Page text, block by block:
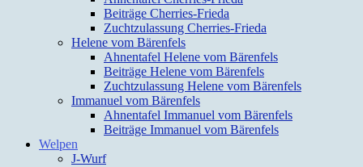
Beiträge Cherries-Frieda
Zuchtzulassung Cherries-Frieda
Helene vom Bärenfels
Ahnentafel Helene vom Bärenfels
Beiträge Helene vom Bärenfels
Zuchtzulassung Helene vom Bärenfels
Immanuel vom Bärenfels
Ahnentafel Immanuel vom Bärenfels
Beiträge Immanuel vom Bärenfels
Welpen
J-Wurf